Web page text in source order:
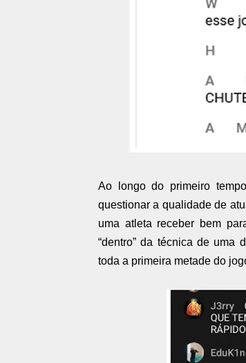
Ao longo do primeiro
questionar a qualidade de
uma atleta receber bem
“dentro” da técnica de uma
toda a primeira metade do